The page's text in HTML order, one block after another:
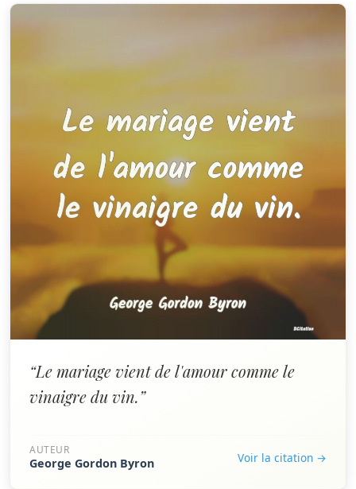
“Le mariage vient de l'amour comme le
vinaigre du vin.”
AUTEUR
George Gordon Byron Voir la citation →